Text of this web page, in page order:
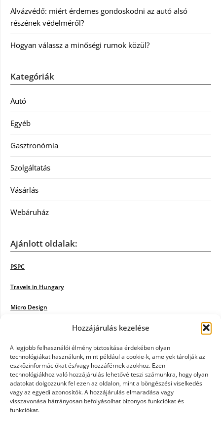
Hozzájárulás kezelése
A legjobb felhasználói élmény biztosítása érdekében olyan
technológiákat használunk, mint például a cookie-k, amelyek tárolják az
eszközinformációkat és/vagy hozzáférnek azokhoz. Ezen
technológiákhoz való hozzájárulás lehetővé teszi számunkra, hogy olyan
adatokat dolgozzunk fel ezen az oldalon, mint a böngészési viselkedés
vagy az egyedi azonosítók. A hozzájárulás elmaradása vagy
visszavonása hátrányosan befolyásolhat bizonyos funkciókat és
funkciókat.
Alvázvédő: miért érdemes gondoskodni az autó alsó
részének védelméről?
Hogyan válassz a minőségi rumok közül?
Kategóriák
Autó
Egyéb
Gasztronómia
Szolgáltatás
Vásárlás
Webáruház
Ajánlott oldalak:
PSPC
Travels in Hungary
Micro Design
Poiwiki
Öntözőrendszer
Jazz Steps
Unicorn Multipro